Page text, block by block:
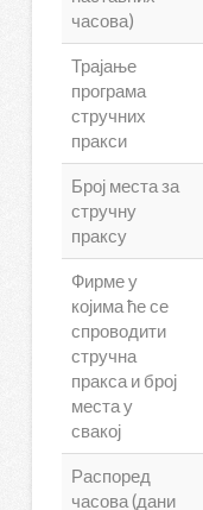
часова)
Трајање
програма
стручних
пракси
Број места за
стручну
праксу
Фирме у
којима ће се
спроводити
стручна
пракса и број
места у
свакој
Распоред
часова (дани